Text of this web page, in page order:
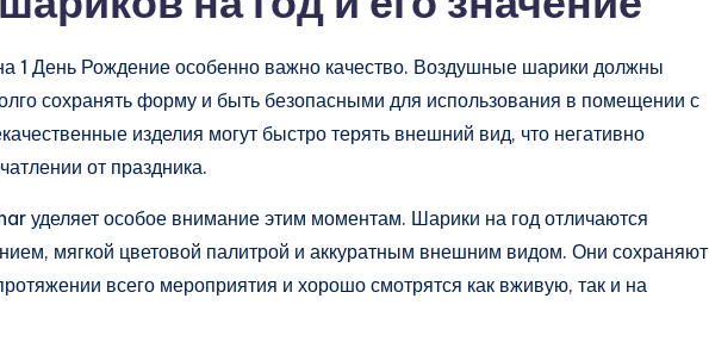
1 День Рождение особенно важно качество. Воздушные шарики должны
сохранять форму и быть безопасными для использования в помещении с
изделия могут быстро терять внешний вид, что негативно
от праздника.
уделяет особое внимание этим моментам. Шарики на год отличаются
мягкой цветовой палитрой и аккуратным внешним видом. Они сохраняют
всего мероприятия и хорошо смотрятся как вживую, так и на